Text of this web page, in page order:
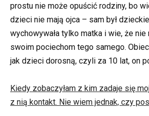
prostu nie może opuścić rodziny, bo
dzieci nie mają ojca – sam był
wychowywała tylko matka i wie, że nie
swoim pociechom tego samego.
jak dzieci dorosną, czyli za 10 lat, on
Kiedy zobaczyłam z kim zadaje się
z nią kontakt. Nie wiem jednak, czy